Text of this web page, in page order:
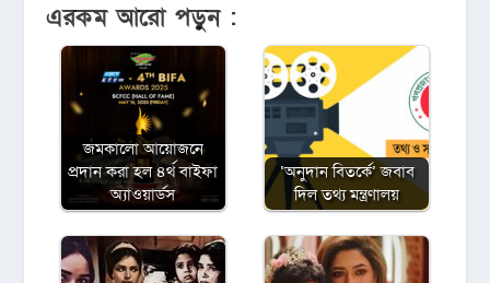
এরকম আরো পড়ুন :
জমকালো আয়োজনে
প্রদান করা হল ৪র্থ বাইফা
অ্যাওয়ার্ডস
‘অনুদান বিতর্কে’ জবাব
দিল তথ্য মন্ত্রণালয়